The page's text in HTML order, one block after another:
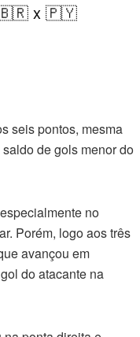
🇧🇷 x 🇵🇾
seis pontos, mesma
de gols menor do
no
Porém, logo aos três
avançou em
do atacante na